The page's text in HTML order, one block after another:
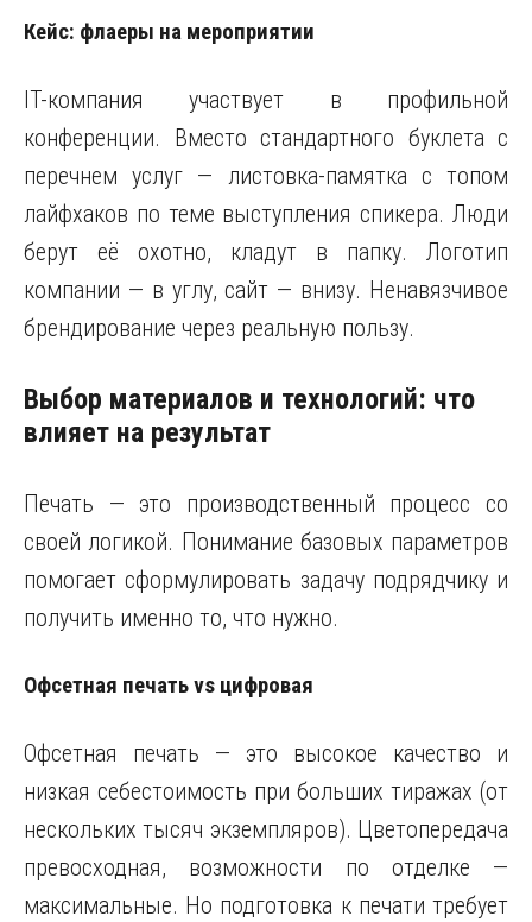
Кейс: флаеры на мероприятии
IT-компания участвует в профильной
конференции. Вместо стандартного буклета с
перечнем услуг — листовка-памятка с топом
лайфхаков по теме выступления спикера. Люди
берут её охотно, кладут в папку. Логотип
компании — в углу, сайт — внизу. Ненавязчивое
брендирование через реальную пользу.
Выбор материалов и технологий: что
влияет на результат
Печать — это производственный процесс со
своей логикой. Понимание базовых параметров
помогает сформулировать задачу подрядчику и
получить именно то, что нужно.
Офсетная печать vs цифровая
Офсетная печать — это высокое качество и
низкая себестоимость при больших тиражах (от
нескольких тысяч экземпляров). Цветопередача
превосходная, возможности по отделке —
максимальные. Но подготовка к печати требует